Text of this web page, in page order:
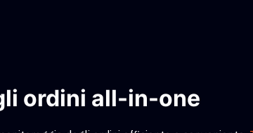
ordini all-in-one